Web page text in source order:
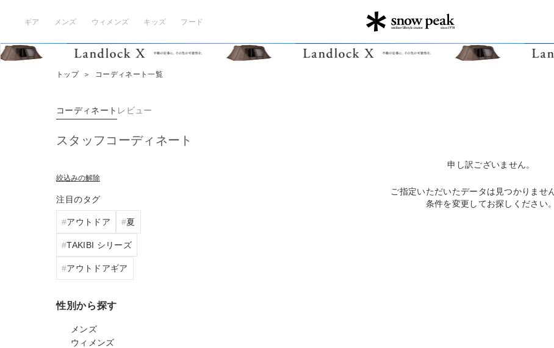
ギア メンズ ウィメンズ キッズ フード
トップ ＞ コーディネート一覧
コーディネート レビュー
スタッフコーディネート
絞込みの解除
注目のタグ
アウトドア 夏
TAKIBI シリーズ
アウトドアギア
性別から探す
メンズ
ウィメンズ
申し訳ございません。
ご指定いただいたデータは見つかりませ
条件を変更してお探しください。